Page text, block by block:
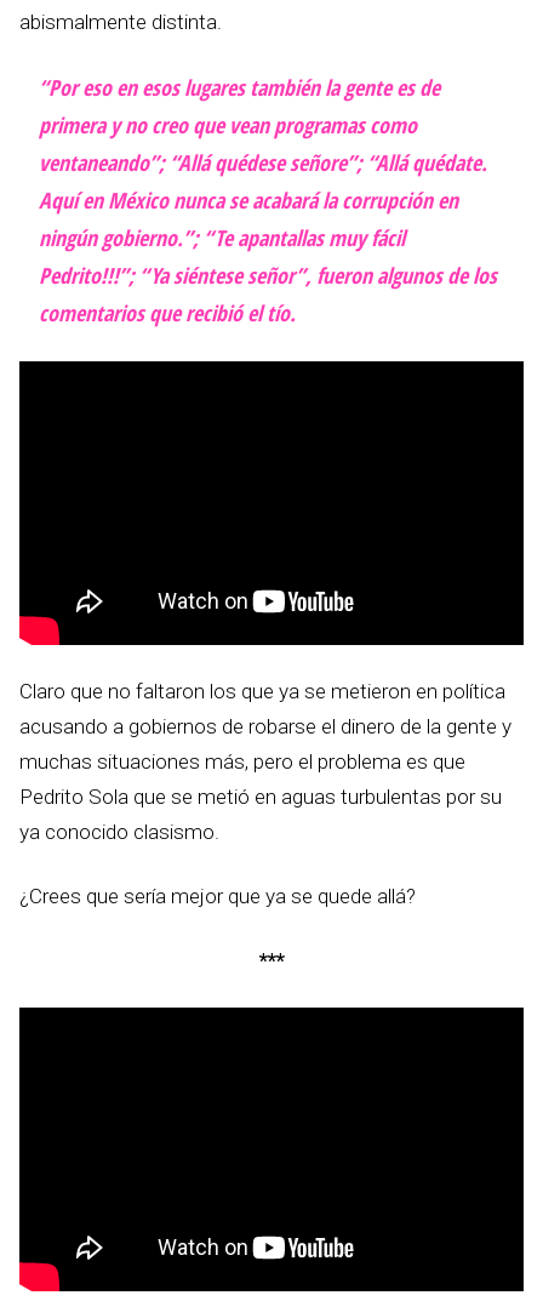
abismalmente distinta.
“Por eso en esos lugares también la gente es de
primera y no creo que vean programas como
ventaneando”; “Allá quédese señore”; “Allá quédate.
Aquí en México nunca se acabará la corrupción en
ningún gobierno.”; “Te apantallas muy fácil
Pedrito!!!”; “Ya siéntese señor”, fueron algunos de los
comentarios que recibió el tío.
Claro que no faltaron los que ya se metieron en política
acusando a gobiernos de robarse el dinero de la gente y
muchas situaciones más, pero el problema es que
Pedrito Sola que se metió en aguas turbulentas por su
ya conocido clasismo.
¿Crees que sería mejor que ya se quede allá?
***